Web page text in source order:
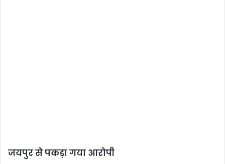
जयपुर से पकड़ा गया आरोपी